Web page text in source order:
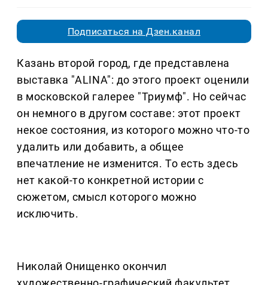
Подписаться на Дзен.канал
Казань второй город, где представлена
выставка "ALINA": до этого проект оценили
в московской галерее "Триумф". Но сейчас
он немного в другом составе: этот проект
некое состояния, из которого можно что-то
удалить или добавить, а общее
впечатление не изменится. То есть здесь
нет какой-то конкретной истории с
сюжетом, смысл которого можно
исключить.
Николай Онищенко окончил